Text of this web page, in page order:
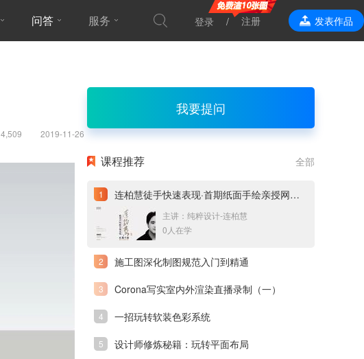
问答 服务
效果表现
登录 注册 发表作品
4,509 2019-11-26
我要提问
全部
课程推荐
连柏慧徒手快速表现·首期纸面手绘亲授网络直播课
主讲：纯粹设计-连柏慧
0人在学
施工图深化制图规范入门到精通
Corona写实室内外渲染直播录制（一）
一招玩转软装色彩系统
设计师修炼秘籍：玩转平面布局